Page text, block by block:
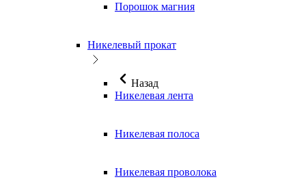
Порошок магния
Никелевый прокат
Назад
Никелевая лента
Никелевая полоса
Никелевая проволока